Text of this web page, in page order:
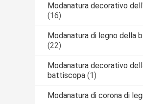
Modanatura decorativo
(16)
Modanatura di legno della
(22)
Modanatura decorativo
battiscopa (1)
Modanatura di corona di